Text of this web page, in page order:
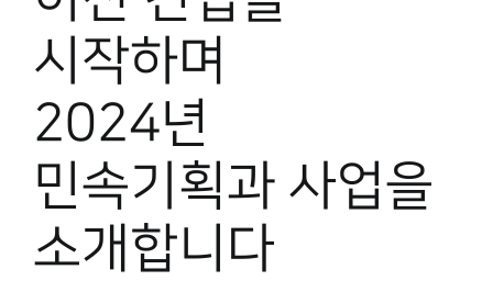
시작하며
2024년
민속기획과 사업을
소개합니다